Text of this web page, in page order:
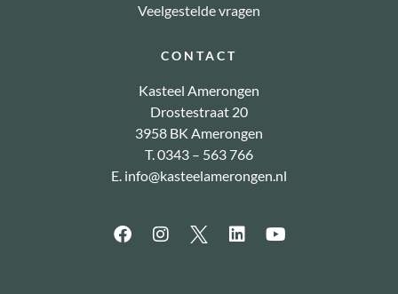
Veelgestelde vragen
CONTACT
Kasteel Amerongen
Drostestraat 20
3958 BK Amerongen
T. 0343 – 563 766
E. info@kasteelamerongen.nl